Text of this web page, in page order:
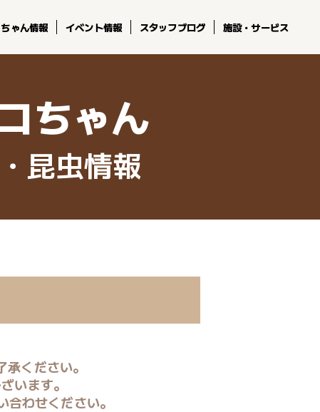
ゃん情報 イベント情報 スタッフブログ 施設・サービス
ちゃん
昆虫情報
ください。
います。
合わせください。